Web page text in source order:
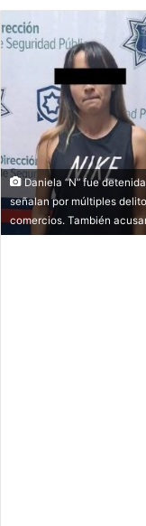
email
Daniela “N” fue
señalan por múltiples
comercios. También